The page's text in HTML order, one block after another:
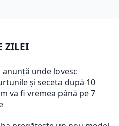
ZILEI
anunță unde lovesc
și seceta după 10
va fi vremea până pe 7